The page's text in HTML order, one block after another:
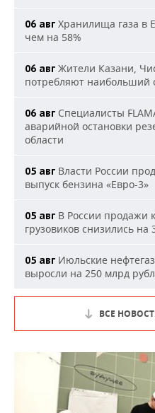
06 авг Хранилища газа в
чем на 58%
06 авг Жители Казани,
потребляют наибольший
06 авг Специалисты
аварийной остановки
области
05 авг Власти России
выпуск бензина «Евро-3»
05 авг В России продажи
грузовиков снизились на
05 авг Июльские
выросли на 250 млрд
ВСЕ